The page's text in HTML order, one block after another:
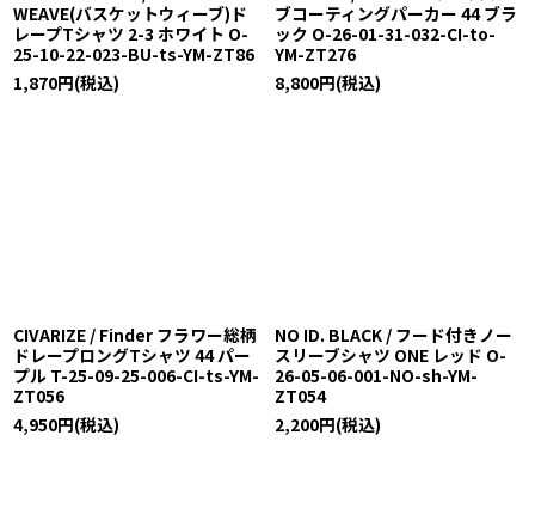
WEAVE(バスケットウィーブ)ド
レープTシャツ 2-3 ホワイト O-
25-10-22-023-BU-ts-YM-ZT86
1,870円(税込)
ブコーティングパーカー 44 ブラ
ック O-26-01-31-032-CI-to-
YM-ZT276
8,800円(税込)
CIVARIZE / Finder フラワー総柄
ドレープロングTシャツ 44 パー
プル T-25-09-25-006-CI-ts-YM-
ZT056
4,950円(税込)
NO ID. BLACK / フード付きノー
スリーブシャツ ONE レッド O-
26-05-06-001-NO-sh-YM-
ZT054
2,200円(税込)